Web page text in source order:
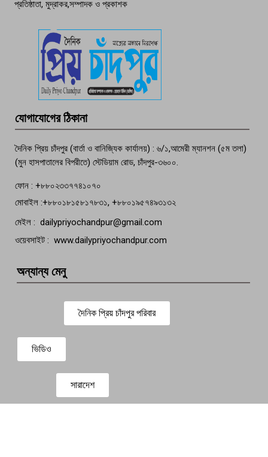
পচা দুর্গন্ধে ৯৯৯-এ ফোন, ফরিদগঞ্জে
তরুণের অর্ধগলিত লাশ উদ্ধার
বেঁচে নেই, বিভিন্ন সংগঠনের শোক
প্রতিষ্ঠাতা, মুদ্রাকর,সম্পাদক ও প্রকাশক
যোগাযোগের ঠিকানা
দৈনিক প্রিয় চাঁদপুর (বার্তা ও বানিজ্যিক কার্যালয়) : ৬/১,আমেরী ম্যানশন (৫ম তলা)
(মুন হাসপাতালের বিপরীতে) স্টেডিয়াম রোড, চাঁদপুর-৩৬০০.
ফোন : +৮৮০২৩৩৭৭৪১০৭০
মোবাইল :+৮৮০১৮১৫৮১৭৮৩১, +৮৮০১৯৫৭৪৯৩১৩২
মেইল : dailypriyochandpur@gmail.com
ওয়েবসাইট : www.dailypriyochandpur.com
অন্যান্য মেনু
দৈনিক প্রিয় চাঁদপুর পরিবার
ভিডিও
সারাদেশ